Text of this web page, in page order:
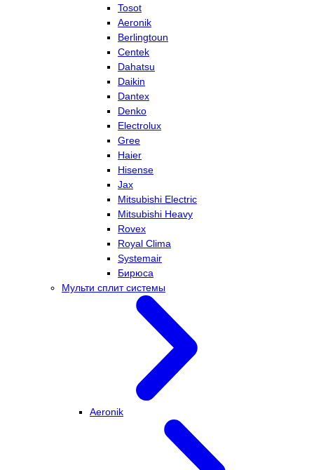
Tosot
Aeronik
Berlingtoun
Centek
Dahatsu
Daikin
Dantex
Denko
Electrolux
Gree
Haier
Hisense
Jax
Mitsubishi Electric
Mitsubishi Heavy
Rovex
Royal Clima
Systemair
Бирюса
Мульти сплит системы
Aeronik